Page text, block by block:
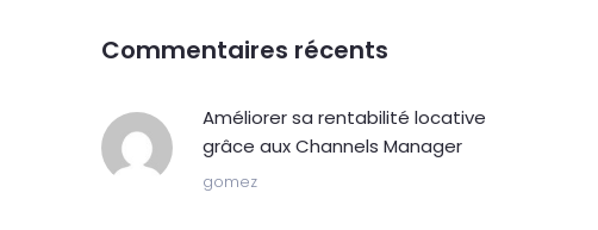
Commentaires récents
Améliorer sa rentabilité locative
grâce aux Channels Manager
gomez